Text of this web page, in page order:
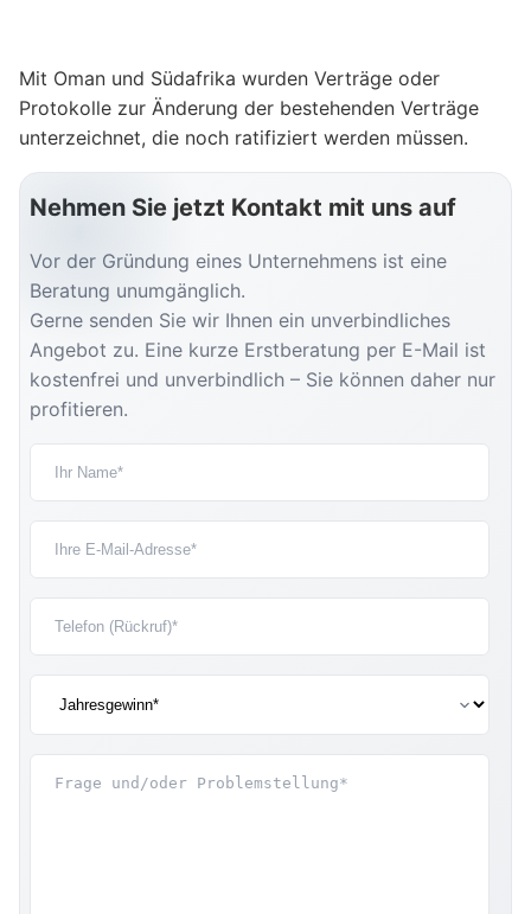
Mit Oman und Südafrika wurden Verträge oder
Protokolle zur Änderung der bestehenden Verträge
unterzeichnet, die noch ratifiziert werden müssen.
Nehmen Sie jetzt Kontakt mit uns auf
Vor der Gründung eines Unternehmens ist eine
Beratung unumgänglich.
Gerne senden Sie wir Ihnen ein unverbindliches
Angebot zu. Eine kurze Erstberatung per E-Mail ist
kostenfrei und unverbindlich – Sie können daher nur
profitieren.